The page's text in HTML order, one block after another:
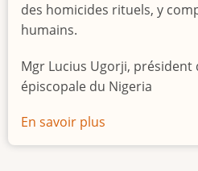
des homicides rituels, y
humains.
Mgr Lucius Ugorji, président
épiscopale du Nigeria
En savoir plus
Le